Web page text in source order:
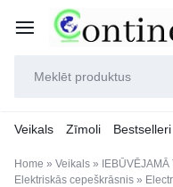
Veikals Zīmoli Bestselleri
Home » Veikals »
Elektriskās cepeškrāsnis »